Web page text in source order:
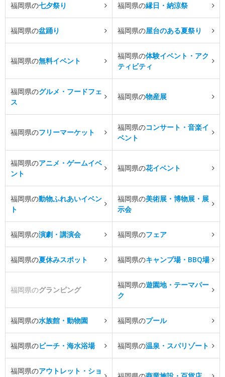
福岡県の七夕祭り 福岡県の縁日・納涼祭
福岡県の盆踊り 福岡県の屋台のある夏祭り
福岡県の無料イベント
福岡県の体験イベント・アク
ティビティ
福岡県のグルメ・フードフェ
ス
福岡県の物産展
福岡県のフリーマーケット
福岡県のコンサート・音楽イ
ベント
福岡県のアニメ・ゲームイベ
ント
福岡県の花イベント
福岡県の動物ふれあいイベン
ト
福岡県の美術展・博物展・展
示会
福岡県の演劇・講演会 福岡県のフェア
福岡県の夏休みスポット 福岡県のキャンプ場・BBQ場
福岡県のグランピング
福岡県の遊園地・テーマパー
ク
福岡県の水族館・動物園 福岡県のプール
福岡県のビーチ・海水浴場 福岡県の温泉・スパリゾート
福岡県のアウトレット・ショ